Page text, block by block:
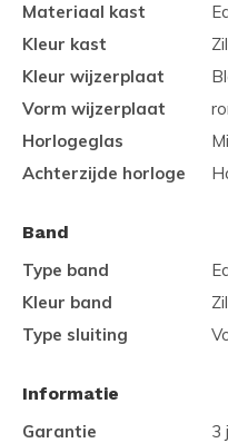
Materiaal kast
Kleur kast
Kleur wijzerplaat
Vorm wijzerplaat
Horlogeglas
Achterzijde horloge
Band
Type band
Kleur band
Type sluiting
Informatie
Garantie
3